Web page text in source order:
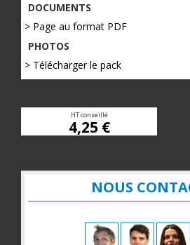
DOCUMENTS
> Page au format PDF
PHOTOS
> Télécharger le pack
HT conseillé
4,25 €
NOUS